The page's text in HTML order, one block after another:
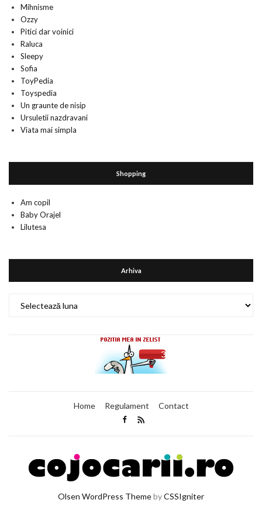
Mihnisme
Ozzy
Pitici dar voinici
Raluca
Sleepy
Sofia
ToyPedia
Toyspedia
Un graunte de nisip
Ursuletii nazdravani
Viata mai simpla
Shopping
Am copil
Baby Orajel
Lilutesa
Arhiva
Home Regulament Contact
Olsen WordPress ThemebyCSSIgniter